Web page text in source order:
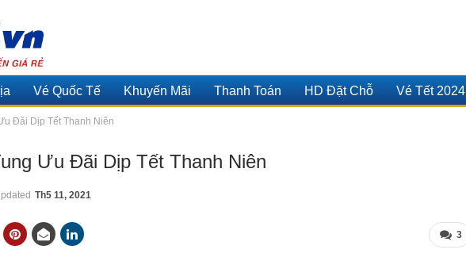
Vé Quốc Tế Khuyến Mãi Thanh Toán HD Đặt Chỗ Vé Tết 2024
Đãi Dịp Tết Thanh Niên
Ưu Đãi Dịp Tết Thanh Niên
Th5 11, 2021
3